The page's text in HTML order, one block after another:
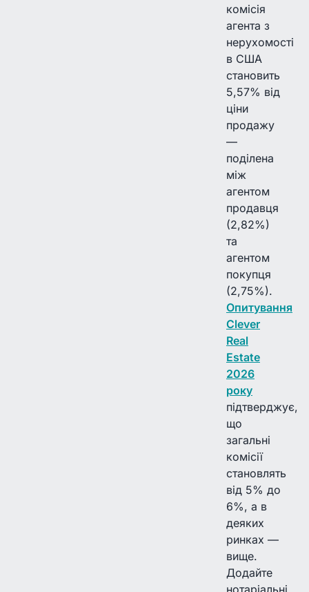
комісія
агента з
нерухомості
в США
становить
5,57% від
ціни
продажу
—
поділена
між
агентом
продавця
(2,82%)
та
агентом
покупця
(2,75%).
Опитування
Clever
Real
Estate
2026
року
підтверджує,
що
загальні
комісії
становлять
від 5% до
6%, а в
деяких
ринках —
вище.
Додайте
нотаріальні